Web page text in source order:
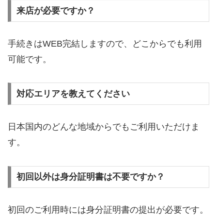
来店が必要ですか？
手続きはWEB完結しますので、どこからでも利用
可能です。
対応エリアを教えてください
日本国内のどんな地域からでもご利用いただけま
す。
初回以外は身分証明書は不要ですか？
初回のご利用時には身分証明書の提出が必要です。